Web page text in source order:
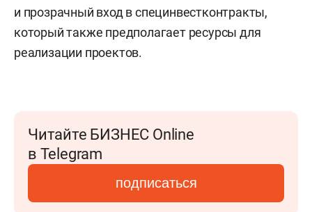
и прозрачный вход в специнвестконтракты,
который также предполагает ресурсы для
реализации проектов.
Читайте БИЗНЕС Online
в Telegram
подписаться